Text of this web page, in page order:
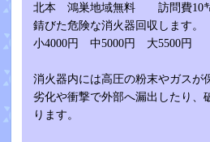
北本 鴻巣地域無料 訪問費10㌔
錆びた危険な消火器回収します。
小4000円 中5000円 大5500円
消火器内には高圧の粉末やガスが
劣化や衝撃で外部へ漏出したり、
ります。